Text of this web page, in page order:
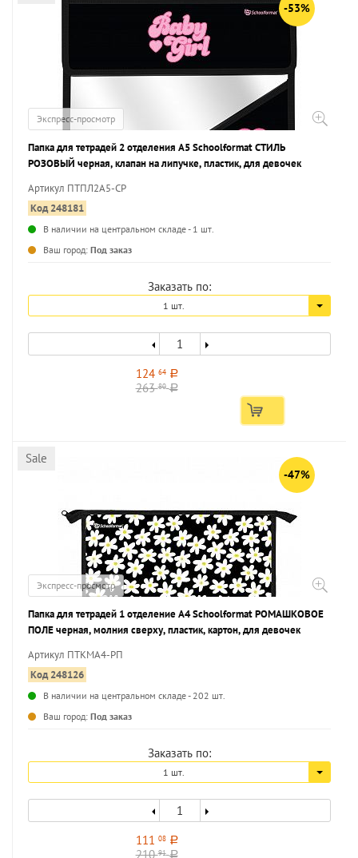
-53%
Экспресс-просмотр
Папка для тетрадей 2 отделения А5 Schoolformat СТИЛЬ
РОЗОВЫЙ черная, клапан на липучке, пластик, для девочек
Артикул ПТПЛ2А5-СР
Код 248181
В наличии на центральном складе - 1 шт.
Ваш город: Под заказ
Заказать по:
1 шт.
124 64 a
26380 a
Sale
-47%
Экспресс-просмотр
Папка для тетрадей 1 отделение А4 Schoolformat РОМАШКОВОЕ
ПОЛЕ черная, молния сверху, пластик, картон, для девочек
Артикул ПТКМА4-РП
Код 248126
В наличии на центральном складе - 202 шт.
Ваш город: Под заказ
Заказать по:
1 шт.
111 08 a
21091 a